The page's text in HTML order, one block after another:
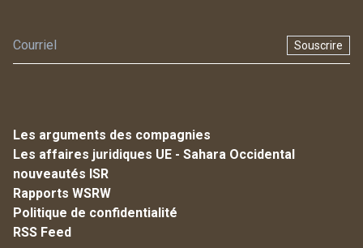
Souscrire
Les arguments des compagnies
Les affaires juridiques UE - Sahara Occidental
nouveautés ISR
Rapports WSRW
Politique de confidentialité
RSS Feed